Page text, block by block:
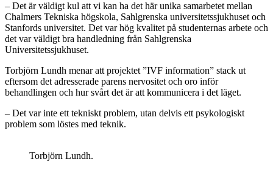
– Det är väldigt kul att vi kan ha det här unika samarbetet mellan
Chalmers Tekniska högskola, Sahlgrenska universitetssjukhuset och
Stanfords universitet. Det var hög kvalitet på studenternas arbete och
det var väldigt bra handledning från Sahlgrenska
Universitetssjukhuset.
Torbjörn Lundh menar att projektet ”IVF information” stack ut
eftersom det adresserade parens nervositet och oro inför
behandlingen och hur svårt det är att kommunicera i det läget.
– Det var inte ett tekniskt problem, utan delvis ett psykologiskt
problem som löstes med teknik.
Torbjörn Lundh.